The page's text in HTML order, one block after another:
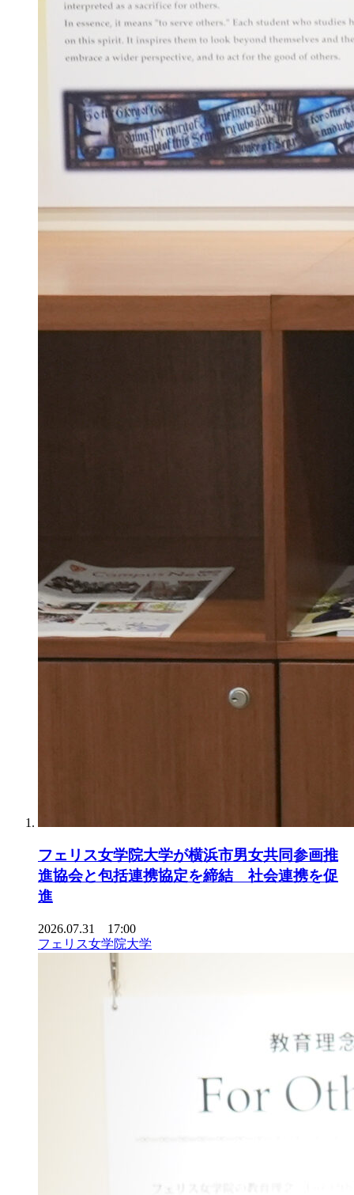
フェリス女学院大学が横浜市男女共同参画推
進協会と包括連携協定を締結 社会連携を促
進
2026.07.31 17:00
フェリス女学院大学